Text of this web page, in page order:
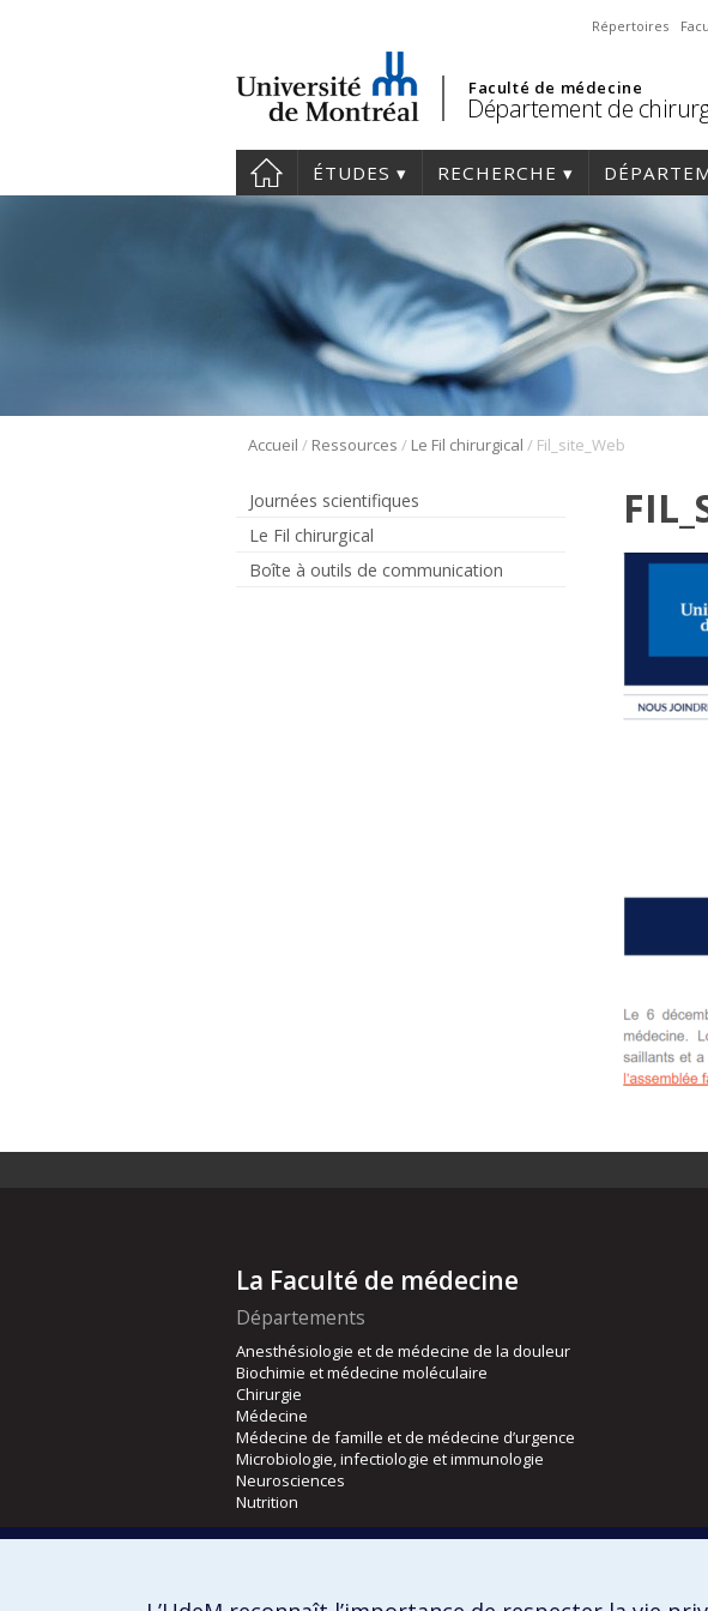
Répertoires
Faculté de médecine
Département de
ÉTUDES RECHERCHE
Accueil / Ressources / Le Fil chirurgical / Fil_site_Web
Journées scientifiques
Le Fil chirurgical
Boîte à outils de communication
La Faculté de médecine
Départements
Anesthésiologie et de médecine de la douleur
Biochimie et médecine moléculaire
Chirurgie
Médecine
Médecine de famille et de médecine d’urgence
Microbiologie, infectiologie et immunologie
Neurosciences
Nutrition